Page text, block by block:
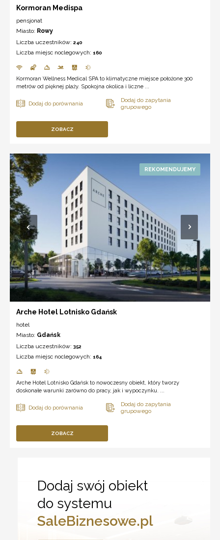
Kormoran Medispa
pensjonat
Miasto: Rowy
Liczba uczestników: 240
Liczba miejsc noclegowych: 160
Kormoran Wellness Medical SPA to klimatyczne miejsce położone 300
metrów od pięknej plaży. Spokojna okolica i liczne ...
ZOBACZ
Arche Hotel Lotnisko Gdańsk
hotel
Miasto: Gdańsk
Liczba uczestników: 352
Liczba miejsc noclegowych: 164
Arche Hotel Lotnisko Gdańsk to nowoczesny obiekt, który tworzy
doskonałe warunki zarówno do pracy, jak i wypoczynku. ...
ZOBACZ
Dodaj swój obiekt
do systemu
SaleBiznesowe.pl